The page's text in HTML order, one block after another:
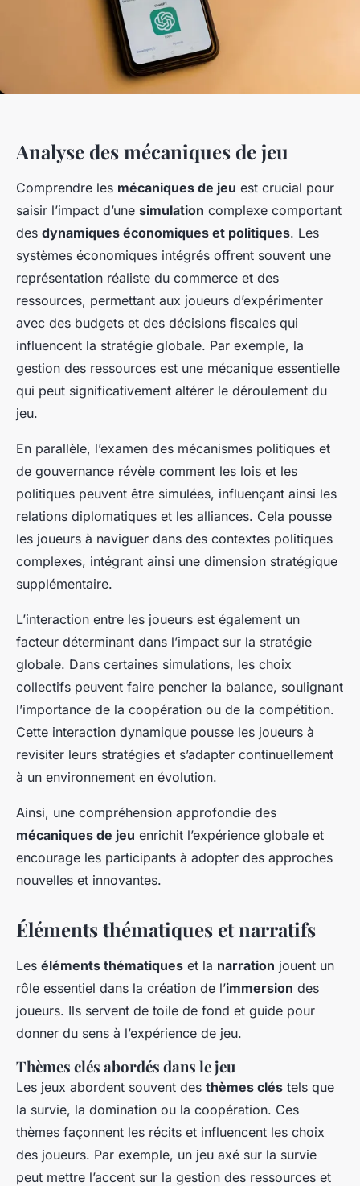
Analyse des mécaniques de jeu
Comprendre les mécaniques de jeu est crucial pour
saisir l’impact d’une simulation complexe comportant
des dynamiques économiques et politiques. Les
systèmes économiques intégrés offrent souvent une
représentation réaliste du commerce et des
ressources, permettant aux joueurs d’expérimenter
avec des budgets et des décisions fiscales qui
influencent la stratégie globale. Par exemple, la
gestion des ressources est une mécanique essentielle
qui peut significativement altérer le déroulement du
jeu.
En parallèle, l’examen des mécanismes politiques et
de gouvernance révèle comment les lois et les
politiques peuvent être simulées, influençant ainsi les
relations diplomatiques et les alliances. Cela pousse
les joueurs à naviguer dans des contextes politiques
complexes, intégrant ainsi une dimension stratégique
supplémentaire.
L’interaction entre les joueurs est également un
facteur déterminant dans l’impact sur la stratégie
globale. Dans certaines simulations, les choix
collectifs peuvent faire pencher la balance, soulignant
l’importance de la coopération ou de la compétition.
Cette interaction dynamique pousse les joueurs à
revisiter leurs stratégies et s’adapter continuellement
à un environnement en évolution.
Ainsi, une compréhension approfondie des
mécaniques de jeu enrichit l’expérience globale et
encourage les participants à adopter des approches
nouvelles et innovantes.
Éléments thématiques et narratifs
Les éléments thématiques et la narration jouent un
rôle essentiel dans la création de l’immersion des
joueurs. Ils servent de toile de fond et guide pour
donner du sens à l’expérience de jeu.
Thèmes clés abordés dans le jeu
Les jeux abordent souvent des thèmes clés tels que
la survie, la domination ou la coopération. Ces
thèmes façonnent les récits et influencent les choix
des joueurs. Par exemple, un jeu axé sur la survie
peut mettre l’accent sur la gestion des ressources et